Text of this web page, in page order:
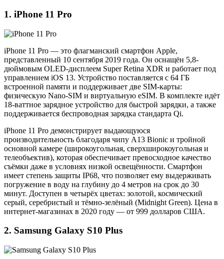
1. iPhone 11 Pro
iPhone 11 Pro — это флагманский смартфон Apple,
представленный 10 сентября 2019 года. Он оснащён 5,8-
дюймовым OLED-дисплеем Super Retina XDR и работает под
управлением iOS 13. Устройство поставляется с 64 ГБ
встроенной памяти и поддерживает две SIM-карты:
физическую Nano-SIM и виртуальную eSIM. В комплекте идёт
18-ваттное зарядное устройство для быстрой зарядки, а также
поддерживается беспроводная зарядка стандарта Qi.
iPhone 11 Pro демонстрирует выдающуюся
производительность благодаря чипу A13 Bionic и тройной
основной камере (широкоугольная, сверхширокоугольная и
телеобъектив), которая обеспечивает превосходное качество
съёмки даже в условиях низкой освещённости. Смартфон
имеет степень защиты IP68, что позволяет ему выдерживать
погружение в воду на глубину до 4 метров на срок до 30
минут. Доступен в четырёх цветах: золотой, космический
серый, серебристый и тёмно-зелёный (Midnight Green). Цена в
интернет-магазинах в 2020 году — от 999 долларов США.
2. Samsung Galaxy S10 Plus